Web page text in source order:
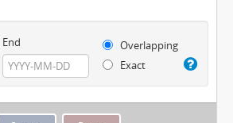
End
Overlapping
Exact